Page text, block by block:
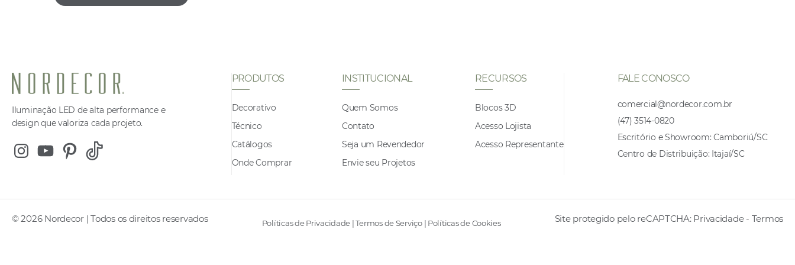
Iluminação LED de alta performance e
design que valoriza cada projeto.
InstagramYoutubePinterest
Tiktok
PRODUTOS
Decorativo
Técnico
Catálogos
Onde Comprar
INSTITUCIONAL
Quem Somos
Contato
Seja um Revendedor
Envie seu Projetos
RECURSOS
Blocos 3D
Acesso Lojista
Acesso Representante
FALE CONOSCO
comercial@nordecor.com.br
(47) 3514-0820
Escritório e Showroom: Camboriú/SC
Centro de Distribuição: Itajaí/SC
© 2026 Nordecor | Todos os direitos reservados Políticas de Privacidade |Termos de Serviço| Políticas de Cookies Site protegido pelo reCAPTCHA: Privacidade- Termos